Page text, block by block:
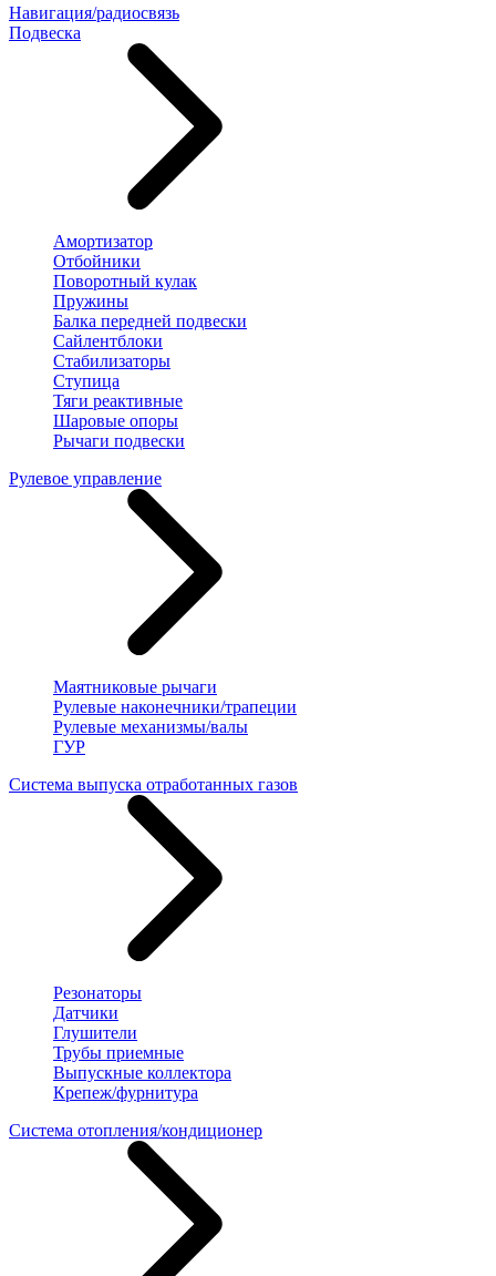
Навигация/радиосвязь
Подвеска
Амортизатор
Отбойники
Поворотный кулак
Пружины
Балка передней подвески
Сайлентблоки
Стабилизаторы
Ступица
Тяги реактивные
Шаровые опоры
Рычаги подвески
Рулевое управление
Маятниковые рычаги
Рулевые наконечники/трапеции
Рулевые механизмы/валы
ГУР
Система выпуска отработанных газов
Резонаторы
Датчики
Глушители
Трубы приемные
Выпускные коллектора
Крепеж/фурнитура
Система отопления/кондиционер